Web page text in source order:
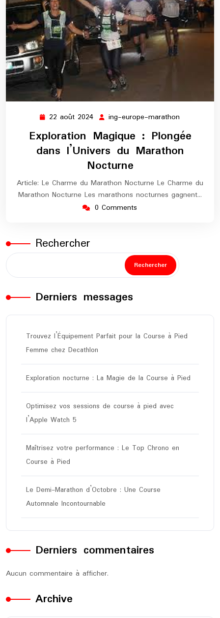
22 août 2024 22
août
2024
ing-europe-marathon
europe-
marathon
Exploration Magique : Plongée
dans l’Univers du Marathon
Nocturne
Article: Le Charme du Marathon Nocturne Le Charme du
Marathon Nocturne Les marathons nocturnes gagnent…
0 Comments
Rechercher
Rechercher
Derniers messages
Trouvez l’Équipement Parfait pour la Course à Pied
Femme chez Decathlon
Exploration nocturne : La Magie de la Course à Pied
Optimisez vos sessions de course à pied avec
l’Apple Watch 5
Maîtrisez votre performance : Le Top Chrono en
Course à Pied
Le Demi-Marathon d’Octobre : Une Course
Automnale Incontournable
Derniers commentaires
Aucun commentaire à afficher.
Archive